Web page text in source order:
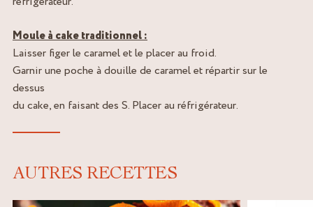
Moule à cake traditionnel :
Laisser figer le caramel et le placer au froid.
Garnir une poche à douille de caramel et répartir sur le
dessus
du cake, en faisant des S. Placer au réfrigérateur.
AUTRES RECETTES